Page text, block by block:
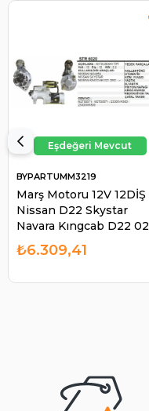
Marş Motoru 12V 12DİŞ
Nissan D22 Skystar
Navara Kıngcab D22
UMM3219 | BYPART
UMM3219
BYPARTUMM3219
₺6.309,41